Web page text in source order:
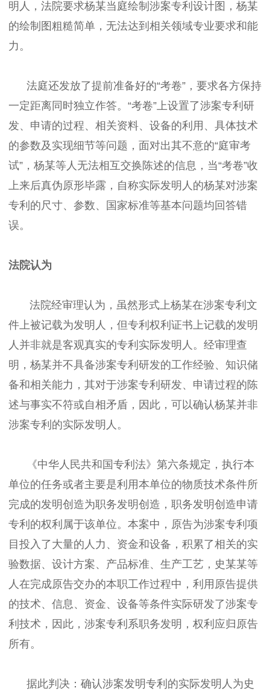
明人，法院要求杨某当庭绘制涉案专利设计图，杨某
的绘制图粗糙简单，无法达到相关领域专业要求和能
力。
法庭还发放了提前准备好的“考卷”，要求各方保持
一定距离同时独立作答。“考卷”上设置了涉案专利研
发、申请的过程、相关资料、设备的利用、具体技术
的参数及实现细节等问题，面对出其不意的“庭审考
试”，杨某等人无法相互交换陈述的信息，当“考卷”收
上来后真伪原形毕露，自称实际发明人的杨某对涉案
专利的尺寸、参数、国家标准等基本问题均回答错
误。
法院认为
法院经审理认为，虽然形式上杨某在涉案专利文
件上被记载为发明人，但专利权利证书上记载的发明
人并非就是客观真实的专利实际发明人。经审理查
明，杨某并不具备涉案专利研发的工作经验、知识储
备和相关能力，其对于涉案专利研发、申请过程的陈
述与事实不符或自相矛盾，因此，可以确认杨某并非
涉案专利的实际发明人。
《中华人民共和国专利法》第六条规定，执行本
单位的任务或者主要是利用本单位的物质技术条件所
完成的发明创造为职务发明创造，职务发明创造申请
专利的权利属于该单位。本案中，原告为涉案专利项
目投入了大量的人力、资金和设备，积累了相关的实
验数据、设计方案、产品标准、生产工艺，史某某等
人在完成原告交办的本职工作过程中，利用原告提供
的技术、信息、资金、设备等条件实际研发了涉案专
利技术，因此，涉案专利系职务发明，权利应归原告
所有。
据此判决：确认涉案发明专利的实际发明人为史